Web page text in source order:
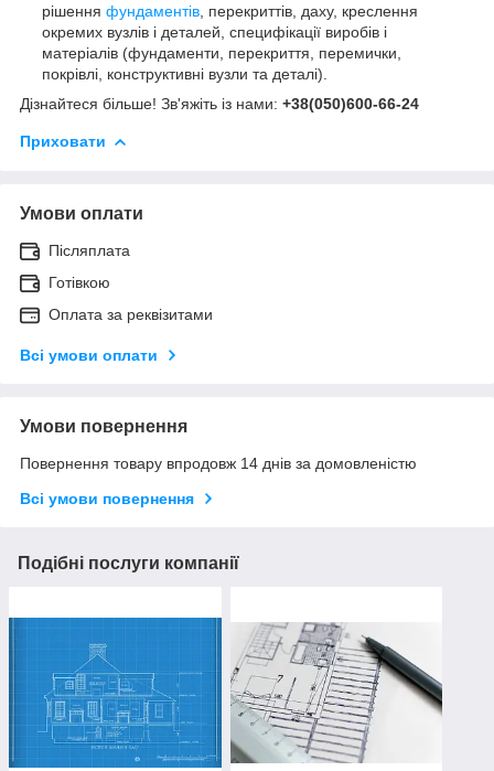
рішення фундаментів , перекриттів, даху, креслення
окремих вузлів і деталей, специфікації виробів і
матеріалів (фундаменти, перекриття, перемички,
покрівлі, конструктивні вузли та деталі).
Дізнайтеся більше! Зв'яжіть із нами: +38(050)600-66-24
Приховати
Умови оплати
Післяплата
Готівкою
Оплата за реквізитами
Всі умови оплати
Умови повернення
Повернення товару впродовж 14 днів за домовленістю
Всі умови повернення
Подібні послуги компанії